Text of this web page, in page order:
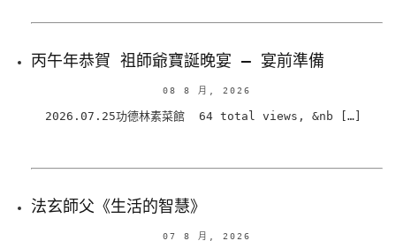
丙午年恭賀 祖師爺寶誕晚宴 – 宴前準備
08 8 月, 2026
2026.07.25功德林素菜館 64 total views, &nb […]
法玄師父《生活的智慧》
07 8 月, 2026